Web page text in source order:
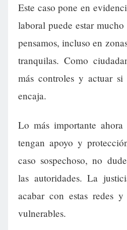
Este caso pone en
laboral puede estar
pensamos, incluso en
tranquilas. Como
más controles y actuar
encaja.
Lo más importante
tengan apoyo y
caso sospechoso, no
las autoridades. La
acabar con estas redes
vulnerables.